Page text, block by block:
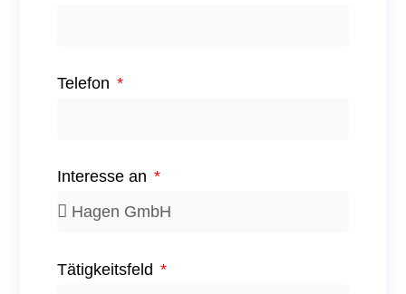
Telefon
Interesse an
Tätigkeitsfeld